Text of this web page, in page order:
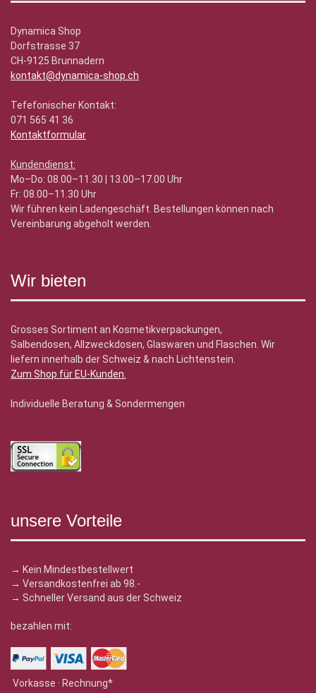
Dynamica Shop
Dorfstrasse 37
CH-9125 Brunnadern
kontakt@dynamica-shop.ch
Tefefonischer Kontakt:
071 565 41 36
Kontaktformular
Kundendienst:
Mo–Do: 08.00–11.30 | 13.00–17.00 Uhr
Fr: 08.00–11.30 Uhr
Wir führen kein Ladengeschäft. Bestellungen können nach
Vereinbarung abgeholt werden.
Wir bieten
Grosses Sortiment an Kosmetikverpackungen,
Salbendosen, Allzweckdosen, Glaswaren und Flaschen. Wir
liefern innerhalb der Schweiz & nach Lichtenstein.
Zum Shop für EU-Kunden.
Individuelle Beratung & Sondermengen
unsere Vorteile
→ Kein Mindestbestellwert
→ Versandkostenfrei ab 98.-
→ Schneller Versand aus der Schweiz
bezahlen mit:
Vorkasse · Rechnung*